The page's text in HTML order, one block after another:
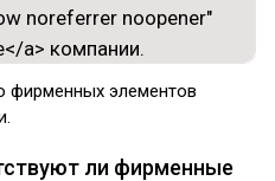
фирменных элементов
ли фирменные